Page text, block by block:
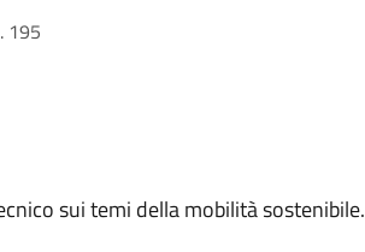
195
sui temi della mobilità sostenibile.